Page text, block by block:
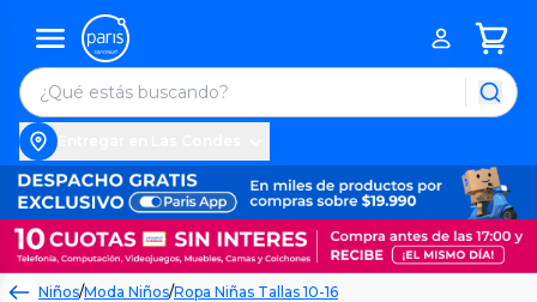
Niños/Moda Niños/Ropa Niñas Tallas 10-16